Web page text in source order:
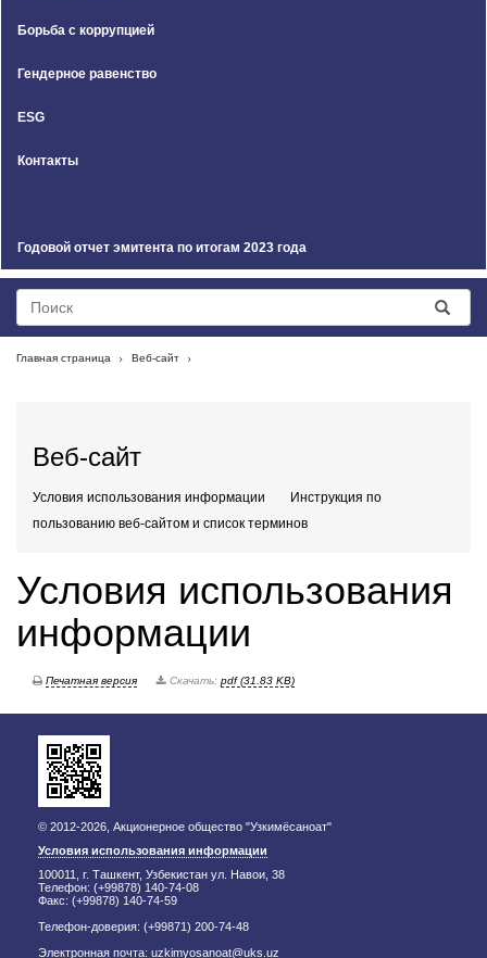
Борьба с коррупцией
Гендерное равенство
ESG
Контакты
Годовой отчет эмитента по итогам 2023 года
Главная страница Веб-сайт
Веб-сайт
Условия использования информации
Инструкция по
пользованию веб-сайтом и список терминов
Условия использования
информации
Печатная версия Скачать: pdf (31.83 KB)
© 2012-2026, Акционерное общество "Узкимёсаноат"
Условия использования информации
100011, г. Ташкент, Узбекистан ул. Навои, 38
Телефон: (+99878) 140-74-08
Факс: (+99878) 140-74-59
Телефон-доверия: (+99871) 200-74-48
Электронная почта: uzkimyosanoat@uks.uz